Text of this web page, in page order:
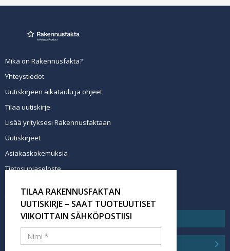
Mikä on Rakennusfakta?
Yhteystiedot
Uutiskirjeen aikataulu ja ohjeet
Tilaa uutiskirje
Lisää yrityksesi Rakennusfaktaan
Uutiskirjeet
Asiakaskokemuksia
Tietosuojaseloste
Tilaa uutiskirje
TILAA RAKENNUSFAKTAN
UUTISKIRJE – SAAT TUOTEUUTISET
VIIKOITTAIN SÄHKÖPOSTIISI